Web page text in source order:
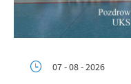
07 - 08 - 2026